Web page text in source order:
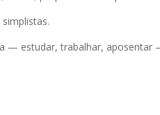
— estudar, trabalhar, aposentar